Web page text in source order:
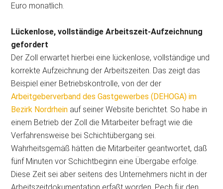
Euro monatlich.
Lückenlose, vollständige Arbeitszeit-Aufzeichnung
gefordert
Der Zoll erwartet hierbei eine lückenlose, vollständige und
korrekte Aufzeichnung der Arbeitszeiten. Das zeigt das
Beispiel einer Betriebskontrolle, von der der
Arbeitgeberverband des Gastgewerbes (DEHOGA) im
Bezirk Nordrhein auf seiner Website berichtet. So habe in
einem Betrieb der Zoll die Mitarbeiter befragt wie die
Verfahrensweise bei Schichtübergang sei.
Wahrheitsgemäß hätten die Mitarbeiter geantwortet, daß
fünf Minuten vor Schichtbeginn eine Übergabe erfolge.
Diese Zeit sei aber seitens des Unternehmers nicht in der